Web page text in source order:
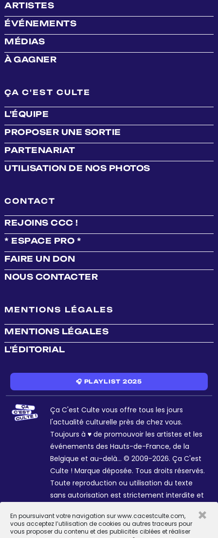
En poursuivant votre navigation sur www.cacestculte.com,
vous acceptez l’utilisation de cookies ou autres traceurs pour
vous proposer du contenu et des publicités ciblées et réaliser
×
ARTISTES
ÉVÉNEMENTS
MÉDIAS
À GAGNER
ÇA C'EST CULTE
L'ÉQUIPE
PROPOSER UNE SORTIE
PARTENARIAT
UTILISATION DE NOS PHOTOS
CONTACT
REJOINS CCC !
* ESPACE PRO *
FAIRE UN DON
NOUS CONTACTER
MENTIONS LÉGALES
MENTIONS LÉGALES
L'ÉDITORIAL
🎧 PLAYLIST 2025
Ça C'est Culte vous offre tous les jours
l'actualité culturelle près de chez vous.
Toujours à ♥ de promouvoir les artistes et les
événements des Hauts-de-France, de la
Belgique et au-delà... © 2009-2026. Ça C'est
Culte ! Marque déposée. Tous droits réservés.
Toute reproduction ou utilisation du texte
sans autorisation est strictement interdite et
Sophie R. et Céline Galant.